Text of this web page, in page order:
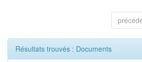
Résultats trouvés : Documents